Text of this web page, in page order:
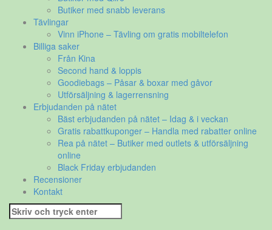
Butiker med snabb leverans
Tävlingar
Vinn iPhone – Tävling om gratis mobiltelefon
Billiga saker
Från Kina
Second hand & loppis
Goodiebags – Påsar & boxar med gåvor
Utförsäljning & lagerrensning
Erbjudanden på nätet
Bäst erbjudanden på nätet – Idag & i veckan
Gratis rabattkuponger – Handla med rabatter online
Rea på nätet – Butiker med outlets & utförsäljning
online
Black Friday erbjudanden
Recensioner
Kontakt
Sök
efter: